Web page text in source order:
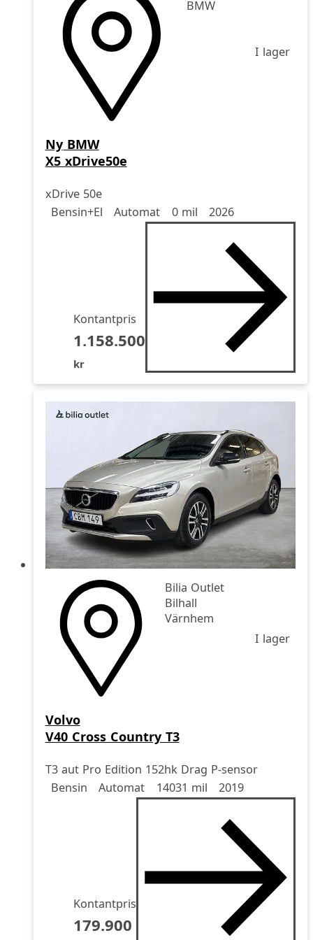
BMW
I lager
Ny BMW
X5 xDrive50e
xDrive 50e
Drivmedel
Bensin+El
Drivmedel Automat
Miltal 0 mil
årsmodell 2026
Kontantpris
1.158.500
kr
Bilia Outlet
Bilhall
Värnhem
I lager
Volvo
V40 Cross Country T3
T3 aut Pro Edition 152hk Drag P-sensor
Drivmedel
Bensin
Drivmedel Automat
Miltal 14031 mil
årsmodell 2019
Kontantpris
179.900